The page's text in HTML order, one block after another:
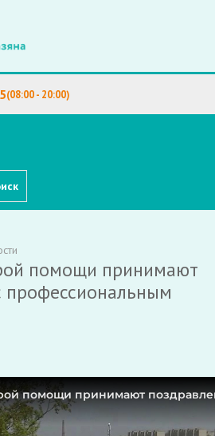
(08:00 - 20:00)
помощи принимают
профессиональным